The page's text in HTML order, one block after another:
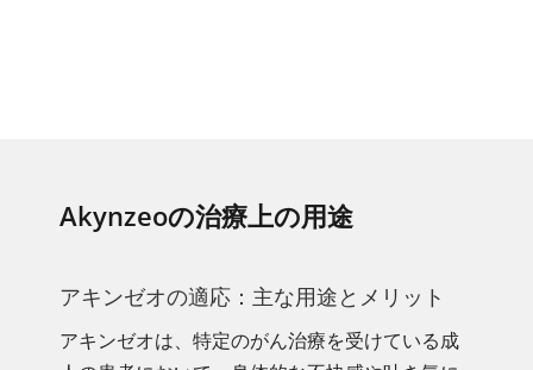
Akynzeoの治療上の用途
アキンゼオの適応：主な用途とメリット
アキンゼオは、特定のがん治療を受けている成